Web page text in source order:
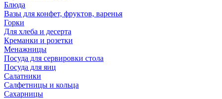
Блюда
Вазы для конфет, фруктов, варенья
Горки
Для хлеба и десерта
Креманки и розетки
Менажницы
Посуда для сервировки стола
Посуда для яиц
Салатники
Салфетницы и кольца
Сахарницы